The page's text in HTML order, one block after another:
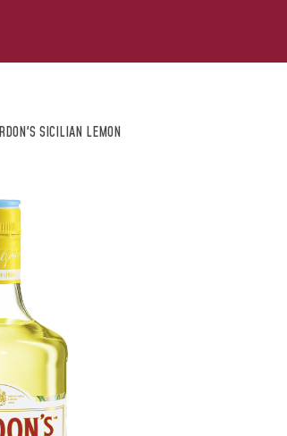
SICILIAN LEMON